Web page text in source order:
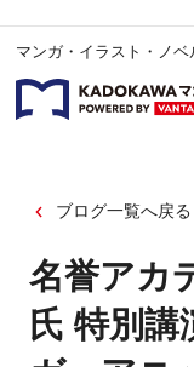
マンガ・イラスト・ノ
ブログ一覧へ戻る
名誉アカ
氏 特別講